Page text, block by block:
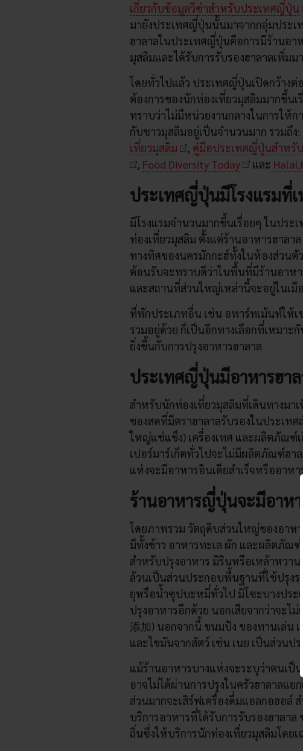
เกี่ยวกับข้อมูลวีซ่าสำหรับประเทศญี่ปุ่น
มายังประเทศญี่ปุ่นนั้นมาจากกลุ่มประเ
ฮาลาลในประเทศญี่ปุ่นคือการมีร้านอ
มุสลิมและได้รับการรับรองฮาลาลเพิ่มม
โดยทั่วไปแล้ว ประเทศญี่ปุ่นเปิดกว้าง
ต้องการของนักท่องเที่ยวมุสลิมมากขึ้น
ทราบว่าไม่มีหน่วยงานกลางในการให้
กับชาวมุสลิมอยู่เป็นจำนวนมาก รวมถึง:
เที่ยวมุสลิม
, คู่มือประเทศญี่ปุ่นสำหรั
, Food Diversity Today และ
ประเทศญี่ปุ่นมีโรงแรมที่
มีโรงแรมจำนวนมากขึ้นเรื่อยๆ ในปร
ท่องเที่ยวมุสลิม ตั้งแต่ร้านอาหารฮาล
ทางทิศของนครมักกะฮ์ทั้งในห้องส่วนตั
ต้อนรับจะทราบดีว่าในพื้นที่มีร้านอาหา
และสถานที่ส่วนใหญ่เหล่านี้จะอยู่ในเมื
ที่พักประเภทอื่น เช่น อพาร์ทเม้นท์ให้เ
รวมอยู่ด้วย ก็เป็นอีกทางเลือกที่เหมาะ
ยิ่งขึ้นกับการปรุงอาหารฮาลาล
ประเทศญี่ปุ่นมีอาหารฮา
สำหรับนักท่องเที่ยวมุสลิมที่เดินทางม
ของสดที่มีตราฮาลาลรับรองในประเท
ใหญ่แช่แข็ง) เครื่องเทศ และผลิตภัณฑ์
เปอร์มาร์เก็ตทั่วไปจะไม่มีผลิตภัณฑ์ฮา
แห่งจะมีอาหารอินเดียสำเร็จหรืออาห
ร้านอาหารญี่ปุ่นจะมีอาหา
โดยภาพรวม วัตถุดิบส่วนใหญ่ของอาห
มีทั้งข้าว อาหารทะเล ผัก และผลิตภัณฑ์จ
สำหรับปรุงอาหาร มิรินหรือเหล้าหวาน
ล้วนเป็นส่วนประกอบพื้นฐานที่ใช้ปรุงร
ยุหรือน้ำซุปบะหมี่ทั่วไป มิโซะบางประ
ปรุงอาหารอีกด้วย นอกเสียจากว่าจะไม่
添加) นอกจากนี้ ขนมปัง ของทานเล่น
และไขมันจากสัตว์ เช่น เนย เป็นส่วนปร
แม้ร้านอาหารบางแห่งจะระบุว่าตนเป็
อาจไม่ได้ผ่านการปรุงในครัวฮาลาลแ
ส่วนมากจะเสิร์ฟเครื่องดื่มแอลกอฮอล์
บริการอาหารที่ได้รับการรับรองฮาลา
ถิ่นซึ่งให้บริการนักท่องเที่ยวมุสลิมโดยเ